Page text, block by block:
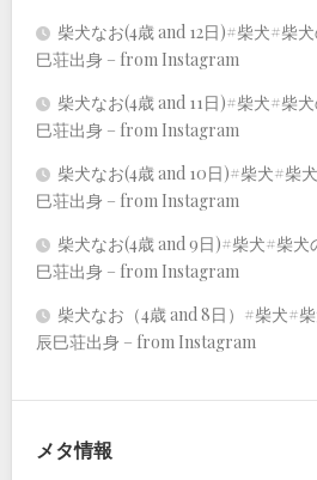
柴犬なお(4歳 and 12日)#柴犬#柴
巳荘出身 – from Instagram
柴犬なお(4歳 and 11日)#柴犬#柴
巳荘出身 – from Instagram
柴犬なお(4歳 and 10日)#柴犬#柴
巳荘出身 – from Instagram
柴犬なお(4歳 and 9日)#柴犬#柴
巳荘出身 – from Instagram
柴犬なお（4歳 and 8日）#柴犬#
辰巳荘出身 – from Instagram
メタ情報